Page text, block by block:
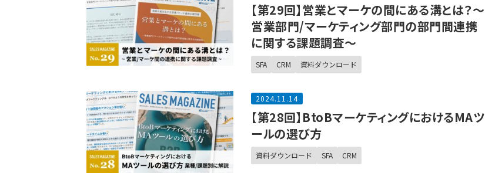
【第29回】営業とマーケの間にある溝とは？～
営業部門/マーケティング部門の部門間連携
に関する課題調査～
SFA CRM 資料ダウンロード
2024.11.14
【第28回】BtoBマーケティングにおけるMAツ
ールの選び方
資料ダウンロード SFA CRM